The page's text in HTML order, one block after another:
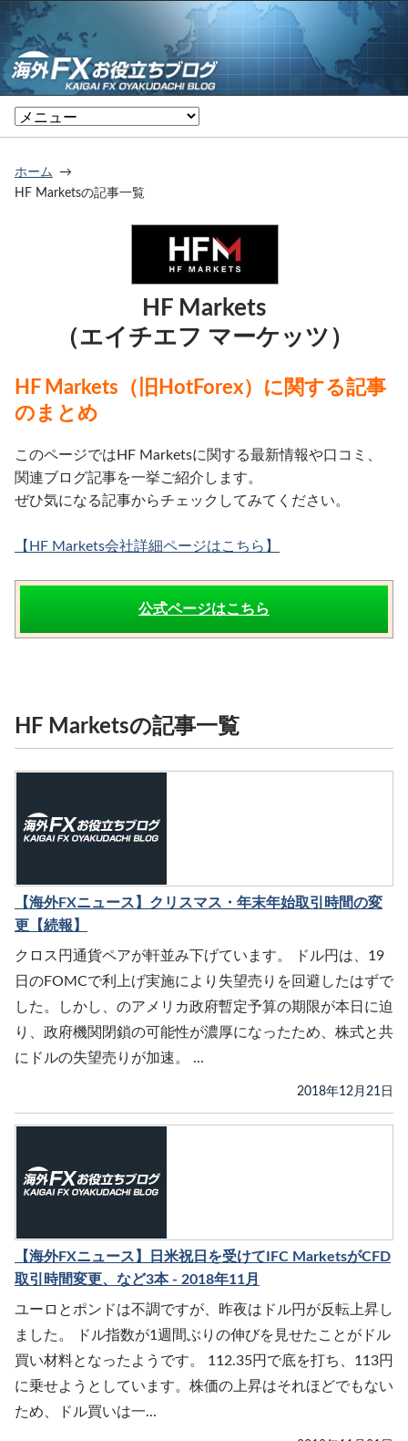
ホーム
HF Marketsの記事一覧
HF Markets
（エイチエフ マーケッツ）
HF Markets（旧HotForex）に関する記事
のまとめ
このページではHF Marketsに関する最新情報や口コミ、
関連ブログ記事を一挙ご紹介します。
ぜひ気になる記事からチェックしてみてください。
【HF Markets会社詳細ページはこちら】
公式ページはこちら
HF Marketsの記事一覧
【海外FXニュース】クリスマス・年末年始取引時間の変
更【続報】
クロス円通貨ペアが軒並み下げています。 ドル円は、19
日のFOMCで利上げ実施により失望売りを回避したはずで
した。しかし、のアメリカ政府暫定予算の期限が本日に迫
り、政府機関閉鎖の可能性が濃厚になったため、株式と共
にドルの失望売りが加速。 ...
2018年12月21日
【海外FXニュース】日米祝日を受けてIFC MarketsがCFD
取引時間変更、など3本 - 2018年11月
ユーロとポンドは不調ですが、昨夜はドル円が反転上昇し
ました。 ドル指数が1週間ぶりの伸びを見せたことがドル
買い材料となったようです。 112.35円で底を打ち、113円
に乗せようとしています。株価の上昇はそれほどでもない
ため、ドル買いは一...